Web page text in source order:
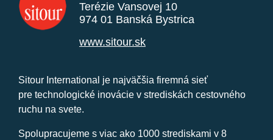
Terézie Vansovej 10
974 01 Banská Bystrica
www.sitour.sk
Sitour International je najväčšia firemná sieť
pre technologické inovácie v strediskách cestovného
ruchu na svete.
Spolupracujeme s viac ako 1000 strediskami v 8